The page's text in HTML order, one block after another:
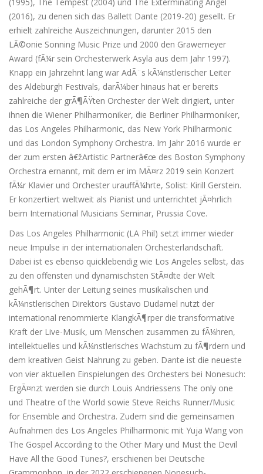
(2016), zu denen sich das Ballett Dante (2019-20) gesellt. Er
erhielt zahlreiche Auszeichnungen, darunter 2015 den
LÃ©onie Sonning Music Prize und 2000 den Grawemeyer
Award (fÃ¼r sein Orchesterwerk Asyla aus dem Jahr 1997).
Knapp ein Jahrzehnt lang war AdÃ¨s kÃ¼nstlerischer Leiter
des Aldeburgh Festivals, darÃ¼ber hinaus hat er bereits
zahlreiche der grÃ¶ÃŸten Orchester der Welt dirigiert, unter
ihnen die Wiener Philharmoniker, die Berliner Philharmoniker,
das Los Angeles Philharmonic, das New York Philharmonic
und das London Symphony Orchestra. Im Jahr 2016 wurde er
der zum ersten â€žArtistic Partnerâ€œ des Boston Symphony
Orchestra ernannt, mit dem er im MÃ¤rz 2019 sein Konzert
fÃ¼r Klavier und Orchester urauffÃ¼hrte, Solist: Kirill Gerstein.
Er konzertiert weltweit als Pianist und unterrichtet jÃ¤hrlich
beim International Musicians Seminar, Prussia Cove.
Das Los Angeles Philharmonic (LA Phil) setzt immer wieder
neue Impulse in der internationalen Orchesterlandschaft.
Dabei ist es ebenso quicklebendig wie Los Angeles selbst, das
zu den offensten und dynamischsten StÃ¤dte der Welt
gehÃ¶rt. Unter der Leitung seines musikalischen und
kÃ¼nstlerischen Direktors Gustavo Dudamel nutzt der
international renommierte KlangkÃ¶rper die transformative
Kraft der Live-Musik, um Menschen zusammen zu fÃ¼hren,
intellektuelles und kÃ¼nstlerisches Wachstum zu fÃ¶rdern und
dem kreativen Geist Nahrung zu geben. Dante ist die neueste
von vier aktuellen Einspielungen des Orchesters bei Nonesuch:
ErgÃ¤nzt werden sie durch Louis Andriessens The only one
und Theatre of the World sowie Steve Reichs Runner/Music
for Ensemble and Orchestra. Zudem sind die gemeinsamen
Aufnahmen des Los Angeles Philharmonic mit Yuja Wang von
The Gospel According to the Other Mary und Must the Devil
Have All the Good Tunes?, erschienen bei Deutsche